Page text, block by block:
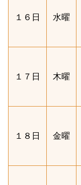
１６日 水曜
１７日 木曜
１８日 金曜